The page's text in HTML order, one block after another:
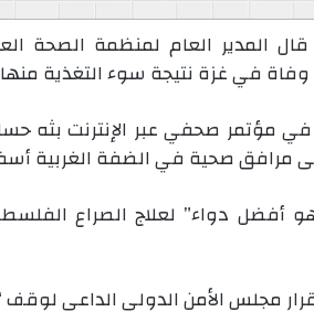
المدير العام لمنظمة الصحة
هو أفضل دواء” لعلاج الصراع
مجلس الأمن الدولي الداعي لوقف